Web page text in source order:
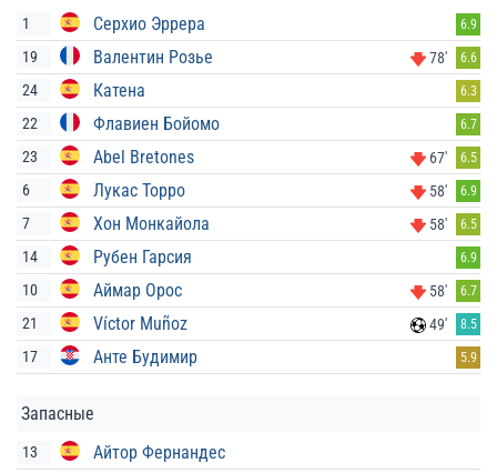
1 Серхио Эррера 6.9
19 Валентин Розье 78' 6.6
24 Катена 6.3
22 Флавиен Бойомо 6.7
23 Abel Bretones 67' 6.5
6 Лукас Торро 58' 6.9
7 Хон Монкайола 58' 6.5
14 Рубен Гарсия 6.9
10 Аймар Орос 58' 6.7
21 Víctor Muñoz 49' 8.5
17 Анте Будимир 5.9
Запасные
13 Айтор Фернандес